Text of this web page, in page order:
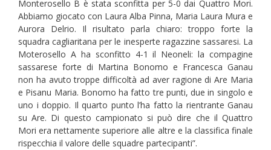
Monterosello B è stata sconfitta per 5-0 dai Quattro Mori.
Abbiamo giocato con Laura Alba Pinna, Maria Laura Mura e
Aurora Delrio. Il risultato parla chiaro: troppo forte la
squadra cagliaritana per le inesperte ragazzine sassaresi. La
Moterosello A ha sconfitto 4-1 il Neoneli: la compagine
sassarese forte di Martina Bonomo e Francesca Ganau
non ha avuto troppe difficoltà ad aver ragione di Are Maria
e Pisanu Maria. Bonomo ha fatto tre punti, due in singolo e
uno i doppio. Il quarto punto l’ha fatto la rientrante Ganau
su Are. Di questo campionato si può dire che il Quattro
Mori era nettamente superiore alle altre e la classifica finale
rispecchia il valore delle squadre partecipanti”.